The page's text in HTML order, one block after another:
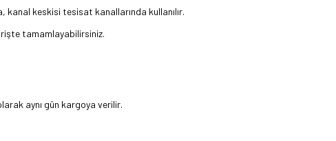
kanal keskisi tesisat kanallarında kullanılır.
tamamlayabilirsiniz.
aynı gün kargoya verilir.